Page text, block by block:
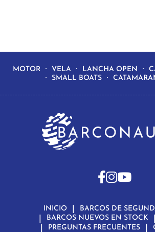
MOTOR VELA LANCHA OPEN
SMALL BOATS
INICIO
BARCOS DE
BARCOS NUEVOS EN STOCK
PREGUNTAS FRECUENTES